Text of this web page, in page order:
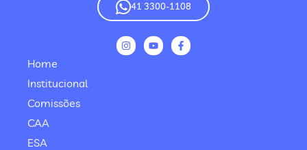
41 3300-1108
Home
Institucional
Comissões
CAA
ESA